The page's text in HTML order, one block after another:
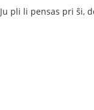
Ju pli li pensas pri ŝi,